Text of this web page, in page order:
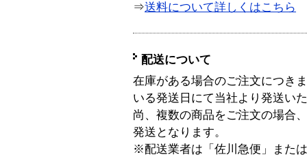
⇒送料について詳しくはこちら
配送について
在庫がある場合のご注文につき
いる発送日にて当社より発送い
尚、複数の商品をご注文の場合
発送となります。
※配送業者は「佐川急便」また